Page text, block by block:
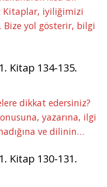
Kitaplar, iyiliğimizi
Bize yol gösterir, bilgi
Kitap 134-135.
dikkat edersiniz?
yazarına, ilgi
ve dilinin…
Kitap 130-131.